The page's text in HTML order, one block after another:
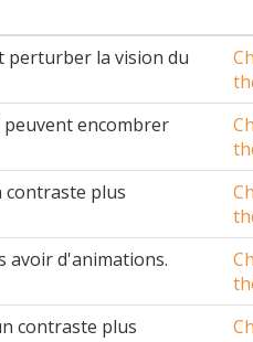
perturber la vision du
encombrer
contraste plus
avoir d'animations.
contraste plus